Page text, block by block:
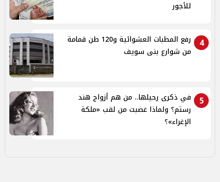
للأجور
4
رفع المطبات العشوائية و120 طن قمامة
من شوارع بنى سويف
5
في ذكرى رحيلها.. من هم أزواج هند
رستم؟ ولماذا غضبت من لقب «ملكة
الإغراء»؟